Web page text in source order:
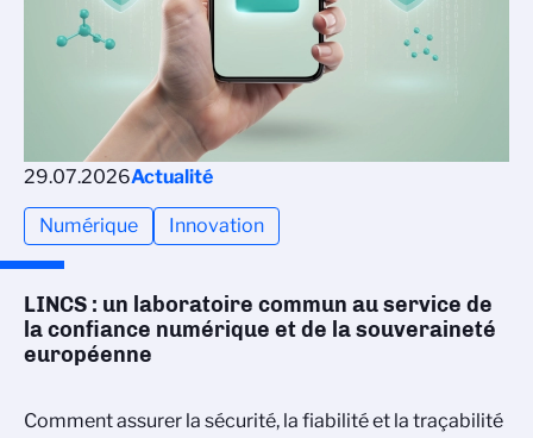
29.07.2026Actualité
Numérique Innovation
LINCS : un laboratoire commun au service de
la confiance numérique et de la souveraineté
européenne
Comment assurer la sécurité, la fiabilité et la traçabilité